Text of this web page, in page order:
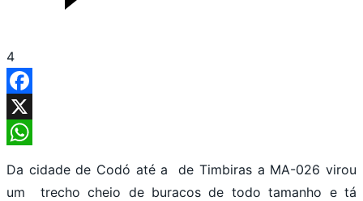
4
Facebook
X
Da cidade de Codó até a de Timbiras a MA-026 virou
um trecho cheio de buracos de todo tamanho e tá